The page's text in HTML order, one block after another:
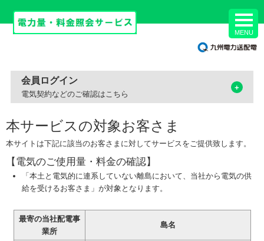
MENU
+
会員ログイン
電気契約などのご確認はこちら
本サービスの対象お客さま
本サイトは下記に該当のお客さまに対してサービスをご提供致します。
【電気のご使用量・料金の確認】
「本土と電気的に連系していない離島において、当社から電気の供
給を受けるお客さま」が対象となります。
最寄の当社配電事
業所
島名